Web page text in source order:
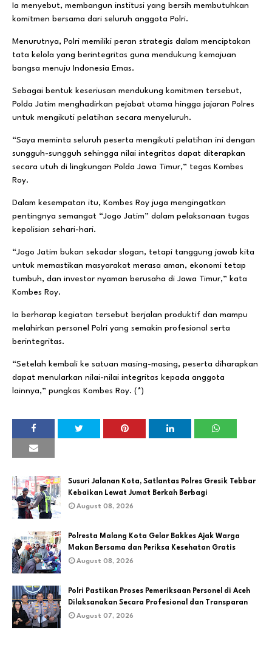
Ia menyebut, membangun institusi yang bersih membutuhkan
komitmen bersama dari seluruh anggota Polri.
Menurutnya, Polri memiliki peran strategis dalam menciptakan
tata kelola yang berintegritas guna mendukung kemajuan
bangsa menuju Indonesia Emas.
Sebagai bentuk keseriusan mendukung komitmen tersebut,
Polda Jatim menghadirkan pejabat utama hingga jajaran Polres
untuk mengikuti pelatihan secara menyeluruh.
“Saya meminta seluruh peserta mengikuti pelatihan ini dengan
sungguh-sungguh sehingga nilai integritas dapat diterapkan
secara utuh di lingkungan Polda Jawa Timur,” tegas Kombes
Roy.
Dalam kesempatan itu, Kombes Roy juga mengingatkan
pentingnya semangat “Jogo Jatim” dalam pelaksanaan tugas
kepolisian sehari-hari.
“Jogo Jatim bukan sekadar slogan, tetapi tanggung jawab kita
untuk memastikan masyarakat merasa aman, ekonomi tetap
tumbuh, dan investor nyaman berusaha di Jawa Timur,” kata
Kombes Roy.
Ia berharap kegiatan tersebut berjalan produktif dan mampu
melahirkan personel Polri yang semakin profesional serta
berintegritas.
“Setelah kembali ke satuan masing-masing, peserta diharapkan
dapat menularkan nilai-nilai integritas kepada anggota
lainnya,” pungkas Kombes Roy. (*)
Susuri Jalanan Kota, Satlantas Polres Gresik Tebbar
Kebaikan Lewat Jumat Berkah Berbagi
August 08, 2026
Polresta Malang Kota Gelar Bakkes Ajak Warga
Makan Bersama dan Periksa Kesehatan Gratis
August 08, 2026
Polri Pastikan Proses Pemeriksaan Personel di Aceh
Dilaksanakan Secara Profesional dan Transparan
August 07, 2026